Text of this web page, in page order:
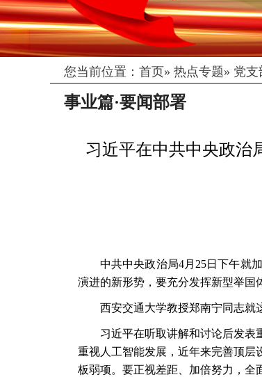
您当前位置： 首页» 热点专题» 党支
事业篇·要闻部署
习近平在中共中央政治
中共中央政治局4月25日下午就
演进的新形势，要充分发挥新型举国
西安交通大学教授郑南宁同志就
习近平在听取讲解和讨论后发表
重视人工智能发展，近年来完善顶层
板弱项。要正视差距、加倍努力，全